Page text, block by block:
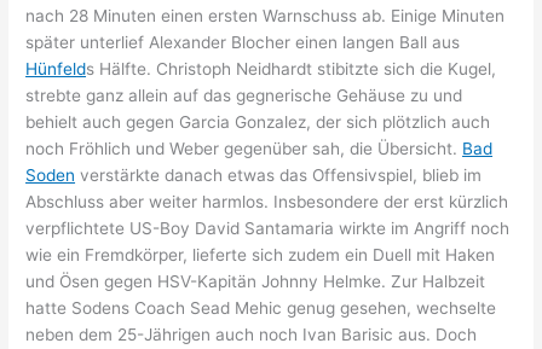
nach 28 Minuten einen ersten Warnschuss ab. Einige Minuten
später unterlief Alexander Blocher einen langen Ball aus
Hünfelds Hälfte. Christoph Neidhardt stibitzte sich die Kugel,
strebte ganz allein auf das gegnerische Gehäuse zu und
behielt auch gegen Garcia Gonzalez, der sich plötzlich auch
noch Fröhlich und Weber gegenüber sah, die Übersicht. Bad
Soden verstärkte danach etwas das Offensivspiel, blieb im
Abschluss aber weiter harmlos. Insbesondere der erst kürzlich
verpflichtete US-Boy David Santamaria wirkte im Angriff noch
wie ein Fremdkörper, lieferte sich zudem ein Duell mit Haken
und Ösen gegen HSV-Kapitän Johnny Helmke. Zur Halbzeit
hatte Sodens Coach Sead Mehic genug gesehen, wechselte
neben dem 25-Jährigen auch noch Ivan Barisic aus. Doch